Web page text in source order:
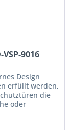
9016
Design
erfüllt werden,
die
oder